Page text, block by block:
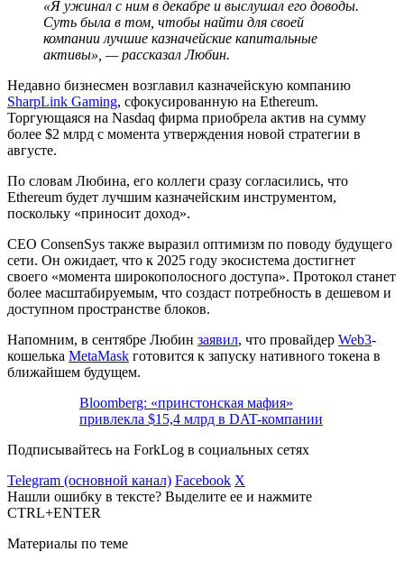
«Я ужинал с ним в декабре и выслушал его доводы.
Суть была в том, чтобы найти для своей
компании лучшие казначейские капитальные
активы», — рассказал Любин.
Недавно бизнесмен возглавил казначейскую компанию
SharpLink Gaming, сфокусированную на Ethereum.
Торгующаяся на Nasdaq фирма приобрела актив на сумму
более $2 млрд с момента утверждения новой стратегии в
августе.
По словам Любина, его коллеги сразу согласились, что
Ethereum будет лучшим казначейским инструментом,
поскольку «приносит доход».
CEO ConsenSys также выразил оптимизм по поводу будущего
сети. Он ожидает, что к 2025 году экосистема достигнет
своего «момента широкополосного доступа». Протокол станет
более масштабируемым, что создаст потребность в дешевом и
доступном пространстве блоков.
Напомним, в сентябре Любин заявил, что провайдер Web3-
кошелька MetaMask готовится к запуску нативного токена в
ближайшем будущем.
Bloomberg: «принстонская мафия»
привлекла $15,4 млрд в DAT-компании
Подписывайтесь на ForkLog в социальных сетях
Telegram (основной канал) Facebook X
Нашли ошибку в тексте? Выделите ее и нажмите
CTRL+ENTER
Материалы по теме